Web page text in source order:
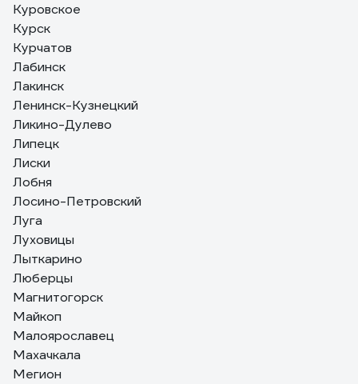
Куровское
Курск
Курчатов
Лабинск
Лакинск
Ленинск-Кузнецкий
Ликино-Дулево
Липецк
Лиски
Лобня
Лосино-Петровский
Луга
Луховицы
Лыткарино
Люберцы
Магнитогорск
Майкоп
Малоярославец
Махачкала
Мегион